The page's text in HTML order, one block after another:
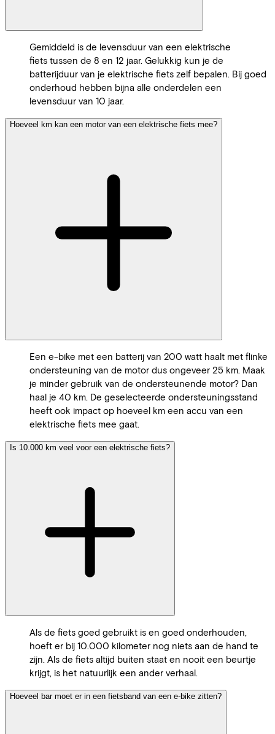
Gemiddeld is de levensduur van een elektrische
fiets tussen de 8 en 12 jaar. Gelukkig kun je de
batterijduur van je elektrische fiets zelf bepalen. Bij goed
onderhoud hebben bijna alle onderdelen een
levensduur van 10 jaar.
Hoeveel km kan een motor van een elektrische fiets mee?
Een e-bike met een batterij van 200 watt haalt met flinke
ondersteuning van de motor dus ongeveer 25 km. Maak
je minder gebruik van de ondersteunende motor? Dan
haal je 40 km. De geselecteerde ondersteuningsstand
heeft ook impact op hoeveel km een accu van een
elektrische fiets mee gaat.
Is 10.000 km veel voor een elektrische fiets?
Als de fiets goed gebruikt is en goed onderhouden,
hoeft er bij 10.000 kilometer nog niets aan de hand te
zijn. Als de fiets altijd buiten staat en nooit een beurtje
krijgt, is het natuurlijk een ander verhaal.
Hoeveel bar moet er in een fietsband van een e-bike zitten?